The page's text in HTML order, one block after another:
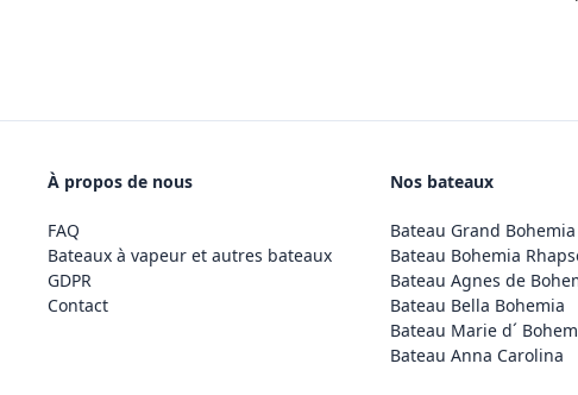
À propos de nous
FAQ
Bateaux à vapeur et autres bateaux
GDPR
Contact
Nos bateaux
Bateau Grand Bohemia
Bateau Bohemia
Bateau Agnes de
Bateau Bella Bohemia
Bateau Marie d´
Bateau Anna Carolina